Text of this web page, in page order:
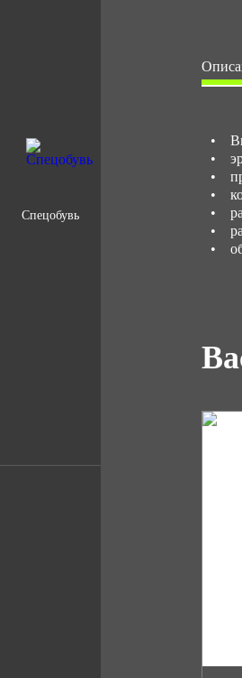
Спецобувь
•
•
•
•
•
•
•